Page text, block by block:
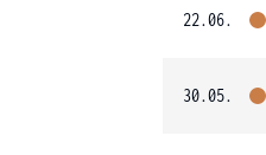
22.06.
30.05.